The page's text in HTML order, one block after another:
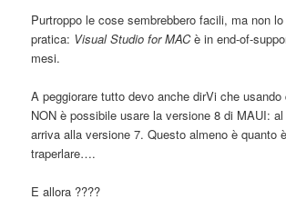
Purtroppo le cose sembrebbero facili, ma non
pratica: Visual Studio for MACè in end-of-
mesi.
A peggiorare tutto devo anche dirVi che usando
NON è possibile usare la versione 8 di MAUI:
arriva alla versione 7. Questo almeno è quanto
traperlare….
E allora ????